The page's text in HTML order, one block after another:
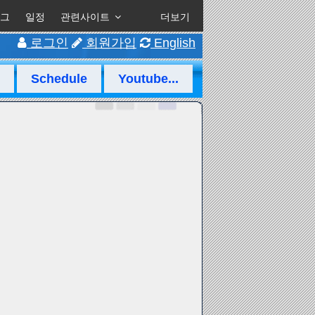
일정 관련사이트 더보기
로그인 회원가입 English
Schedule Youtube...